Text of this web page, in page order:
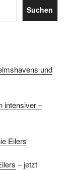
Suchen
und
intensiver –
Eilers
– jetzt